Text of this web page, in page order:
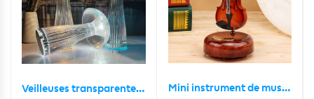
Veilleuses transparentes avec télécommande tactile en forme de champignon Mini instrument de musique rétro VIOLON, boîte à musique Décoration